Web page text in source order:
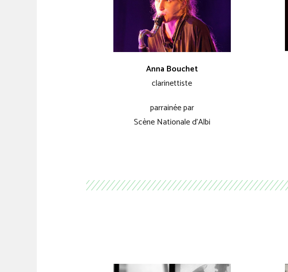
Anna Bouchet
clarinettiste
parrainée par
Scène Nationale d’Albi